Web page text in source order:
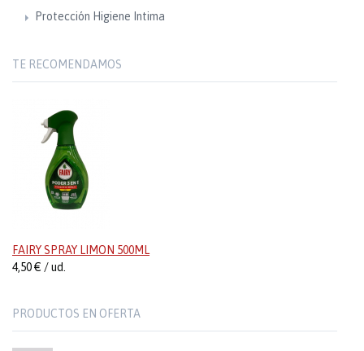
Protección Higiene Intima
TE RECOMENDAMOS
FAIRY SPRAY LIMON 500ML
4,50 € / ud.
PRODUCTOS EN OFERTA